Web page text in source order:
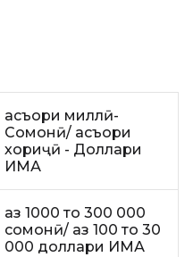
асъори миллӣ-
Сомонӣ/ асъори
хориҷӣ - Доллари
ИМА
аз 1000 то 300 000
сомонӣ/ аз 100 то 30
000 доллари ИМА